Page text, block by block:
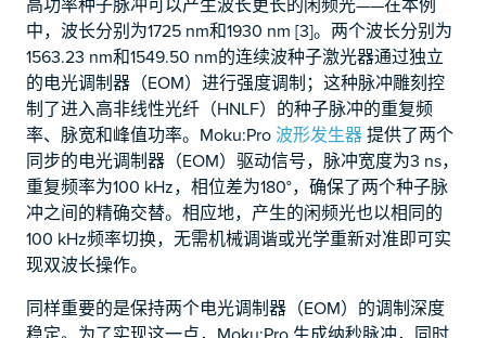
中，波长分别为1725 nm和1930 nm [3]。两个波长分别为
1563.23 nm和1549.50 nm的连续波种子激光器通过独立
的电光调制器（EOM）进行强度调制；这种脉冲雕刻控
制了进入高非线性光纤（HNLF）的种子脉冲的重复频
率、脉宽和峰值功率。Moku:Pro波形发生器提供了两个
同步的电光调制器（EOM）驱动信号，脉冲宽度为3 ns，
重复频率为100 kHz，相位差为180°，确保了两个种子脉
冲之间的精确交替。相应地，产生的闲频光也以相同的
100 kHz频率切换，无需机械调谐或光学重新对准即可实
现双波长操作。
同样重要的是保持两个电光调制器（EOM）的调制深度